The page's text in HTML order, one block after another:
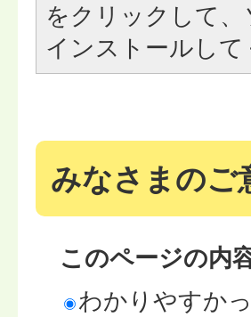
をクリックして
インストールして
みなさまのご
このページの内
わかりやすか